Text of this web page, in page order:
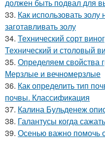
должен быть подвал для
33. Как использовать золу
заготавливать золу
34. Технический сорт
Технический и столовый
35. Определяем свойства
Мерзлые и вечномерзлые
36. Как определить тип
почвы. Классификация
37. Калина Бульденеж
38. Галантусы когда
39. Осенью важно помочь